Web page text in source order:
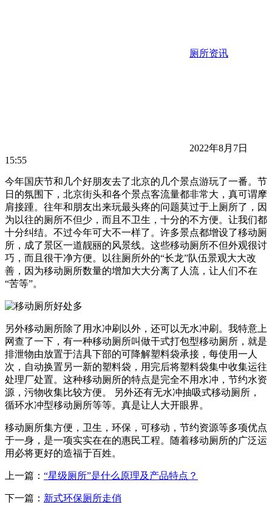
厕所资讯
2022年8月7日
15:55
今年国庆节和几个好朋友去了北京的几个景点游玩了一番。节
日的氛围下，北京街头和各个景点客流量都非常大，真可谓摩
肩接踵。往年和朋友出来玩最头疼的问题莫过于上厕所了，因
为以往的厕所不但少，而且不卫生，十分的不方便。让我们都
十分纠结。不过今年可大不一样了。许多景点都增设了移动厕
所，成了景区一道靓丽的风景线。这些移动厕所不但外观很讨
巧，而且很干净方便。以往厕所外的“长龙”队伍景观大大改
善，因为移动厕所数量的增加大大分离了人流，让人们不在
“苦等”。
另外移动厕所除了用水冲刷以外，还可以无水冲刷。我特意上
网查了一下，有一种移动厕所叫做干式打包型移动厕所，就是
排泄物由放置于洁具下部的可降解塑料袋承接，每使用一人
次，自动换置另一新的塑料袋，用完后将塑料袋集中收集运往
处理厂处置。这种移动厕所的特点是完全不用水冲，节约水资
源，污物收集比较方便。 另外还有无水冲抽吸式移动厕所，
循环水冲型移动厕所等等。真是让人大开眼界。
移动厕所集方便，卫生，环保，可移动，节约资源等多项优点
于一身，是一项实实在在的惠民工程。随着移动厕所的广泛运
用必将更好的造福于百姓。
上一篇： “星级厕所”是什么原理及产品特点？
下一篇： 新式环保厕所走俏